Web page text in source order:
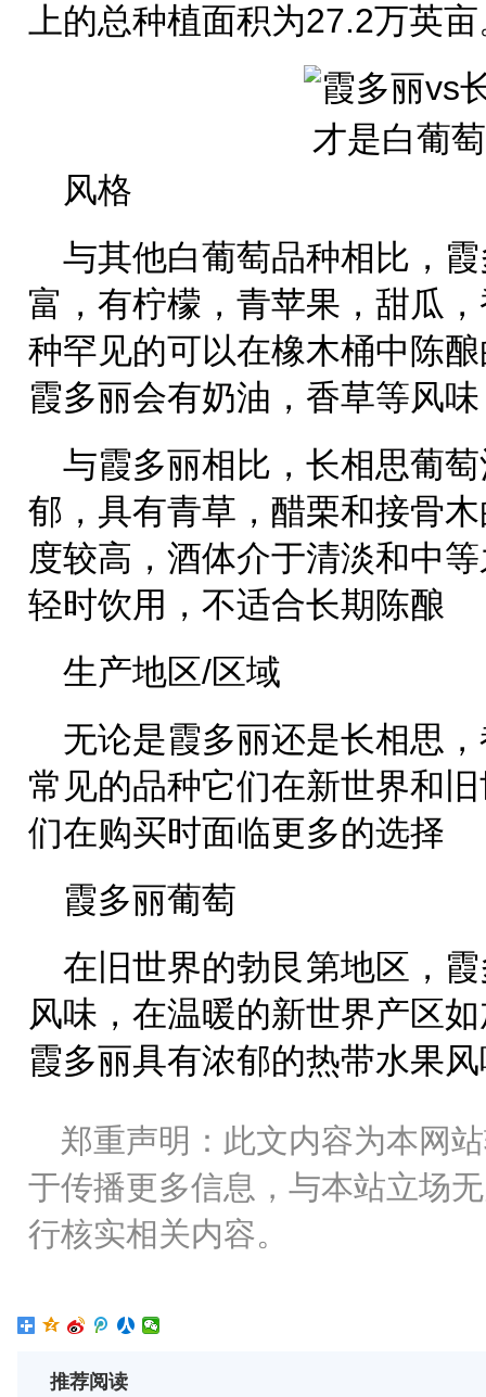
上的总种植面积为27.2万英
风格
与其他白葡萄品种相比，
富，有柠檬，青苹果，甜瓜
种罕见的可以在橡木桶中陈
霞多丽会有奶油，香草等风味
与霞多丽相比，长相思葡
郁，具有青草，醋栗和接骨
度较高，酒体介于清淡和中
轻时饮用，不适合长期陈酿
生产地区/区域
无论是霞多丽还是长相思
常见的品种它们在新世界和
们在购买时面临更多的选择
霞多丽葡萄
在旧世界的勃艮第地区，
风味，在温暖的新世界产区
霞多丽具有浓郁的热带水果
郑重声明：此文内容为本网
于传播更多信息，与本站立场
行核实相关内容。
推荐阅读